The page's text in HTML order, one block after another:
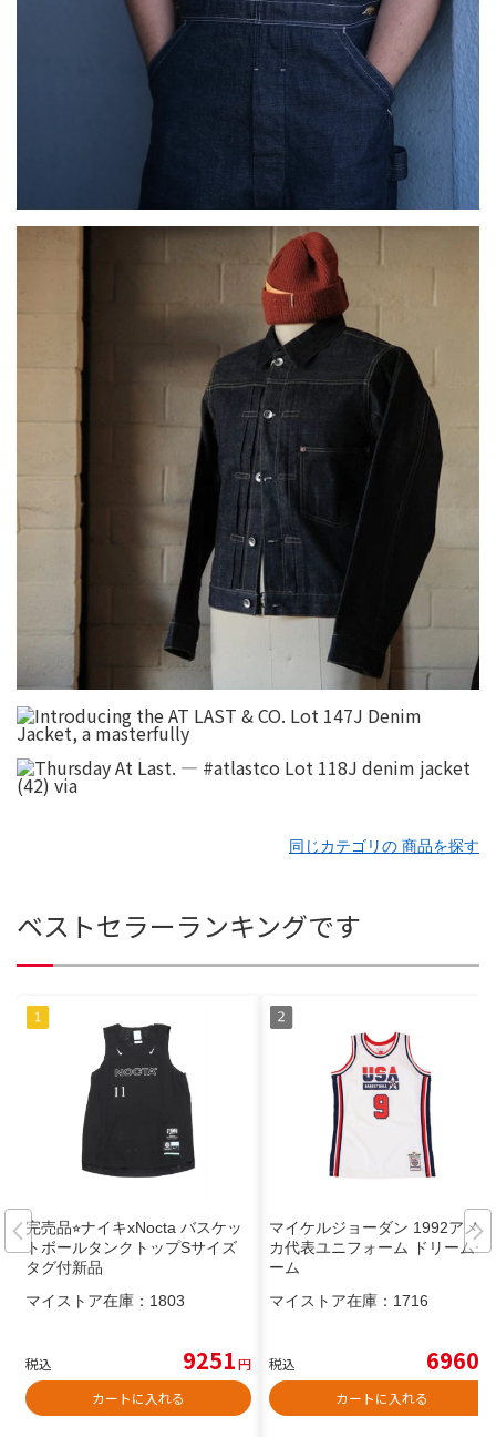
同じカテゴリの 商品を探す
ベストセラーランキングです
完売品⭐︎ナイキxNocta バスケッ
トボールタンクトップSサイズ
タグ付新品
マイストア在庫： 1803
税込 9251円
カートに入れる
マイケルジョーダン 1992アメリ
カ代表ユニフォーム ドリームチ
ーム
マイストア在庫： 1716
税込 6960
カートに入れる